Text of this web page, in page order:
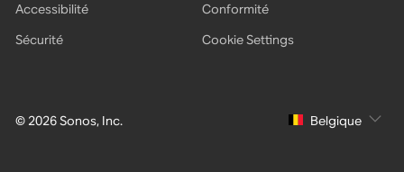
© 2026 Sonos, Inc.
Accessibilité
Conformité
Sécurité
Cookie Settings
Belgique